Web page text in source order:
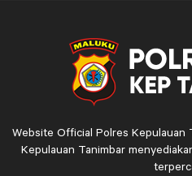
Website Official Polres Kepulauan
Kepulauan Tanimbar